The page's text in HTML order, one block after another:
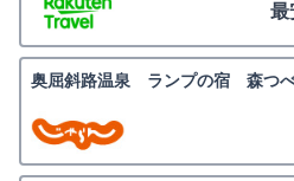
最
奥屈斜路温泉 ランプの宿 森つべ